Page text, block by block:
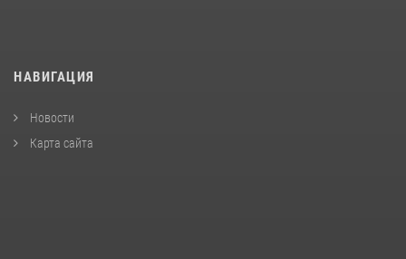
НАВИГАЦИЯ
Новости
Карта сайта